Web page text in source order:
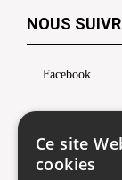
NOUS
Facebook
Ce site
cookies